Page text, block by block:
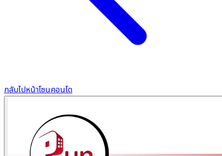
กลับไปหน้าโซนคอนโด